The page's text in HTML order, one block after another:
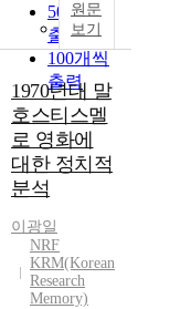
50개씩
출력
100개씩
출력
원문
보기
1970년대 말
호스티스멜
로 영화에
대한 정치적
분석
이광일
NRF
KRM(Korean
Research
Memory)